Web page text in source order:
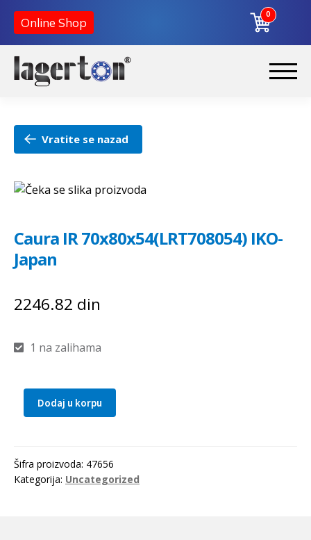
Online Shop
0
Početna
O nama
Kontakt
Vratite se nazad
Caura IR 70x80x54(LRT708054) IKO-
Japan
2246.82 din
1 na zalihama
Caura
IKO-
Japan
Dodaj u korpu
Šifra proizvoda: 47656
Kategorija: Uncategorized